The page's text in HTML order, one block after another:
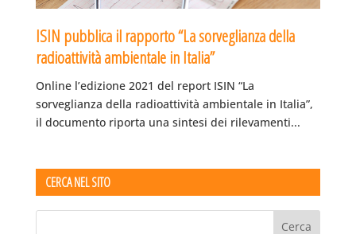
ISIN pubblica il rapporto “La sorveglianza della
radioattività ambientale in Italia”
Online l’edizione 2021 del report ISIN “La
sorveglianza della radioattività ambientale in Italia”,
il documento riporta una sintesi dei rilevamenti...
CERCA NEL SITO